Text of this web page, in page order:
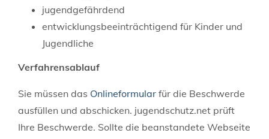
jugendgefährdend
entwicklungsbeeinträchtigend für Kinder und
Jugendliche
Verfahrensablauf
Sie müssen das Onlineformular für die Beschwerde
ausfüllen und abschicken. jugendschutz.net prüft
Ihre Beschwerde. Sollte die beanstandete Webseite